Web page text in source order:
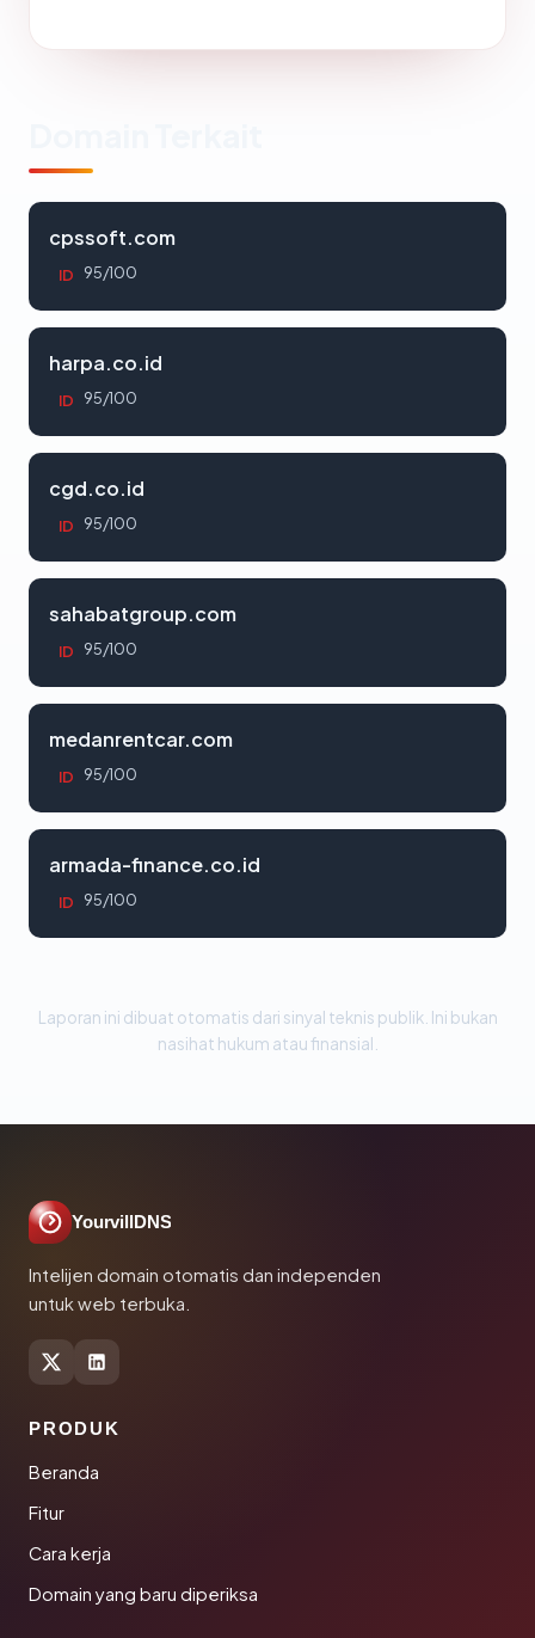
cpssoft.com
ID 95/100
harpa.co.id
ID 95/100
cgd.co.id
ID 95/100
sahabatgroup.com
ID 95/100
medanrentcar.com
ID 95/100
armada-finance.co.id
ID 95/100
Laporan ini dibuat otomatis dari sinyal teknis publik. Ini bukan
nasihat hukum atau finansial.
YourvillDNS
Intelijen domain otomatis dan independen
untuk web terbuka.
PRODUK
Beranda
Fitur
Cara kerja
Domain yang baru diperiksa